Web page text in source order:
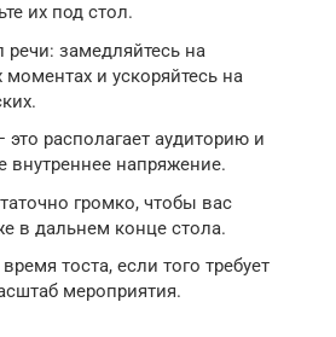
их под стол.
речи: замедляйтесь на
моментах и ускоряйтесь на
это располагает аудиторию и
внутреннее напряжение.
громко, чтобы вас
в дальнем конце стола.
тоста, если того требует
мероприятия.